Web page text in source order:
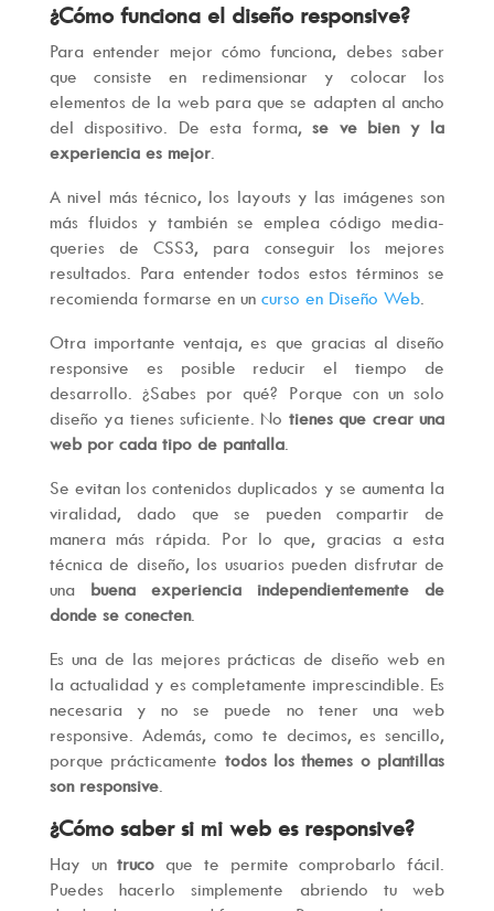
¿Cómo funciona el diseño responsive?
Para entender mejor cómo funciona, debes saber
que consiste en redimensionar y colocar los
elementos de la web para que se adapten al ancho
del dispositivo. De esta forma,se ve bien y la
experiencia es mejor.
A nivel más técnico, los layouts y las imágenes son
más fluidos y también se emplea código media-
queries de CSS3, para conseguir los mejores
resultados. Para entender todos estos términos se
recomienda formarse en un curso en Diseño Web.
Otra importante ventaja, es que gracias al diseño
responsive es posible reducir el tiempo de
desarrollo. ¿Sabes por qué? Porque con un solo
diseño ya tienes suficiente. No tienes que crear una
web por cada tipo de pantalla.
Se evitan los contenidos duplicados y se aumenta la
viralidad, dado que se pueden compartir de
manera más rápida. Por lo que, gracias a esta
técnica de diseño, los usuarios pueden disfrutar de
una buena experiencia independientemente de
donde se conecten.
Es una de las mejores prácticas de diseño web en
la actualidad y es completamente imprescindible. Es
necesaria y no se puede no tener una web
responsive. Además, como te decimos, es sencillo,
porque prácticamente todos los themes o plantillas
son responsive.
¿Cómo saber si mi web es responsive?
Hay untruco que te permite comprobarlo fácil.
Puedes hacerlo simplemente abriendo tu web